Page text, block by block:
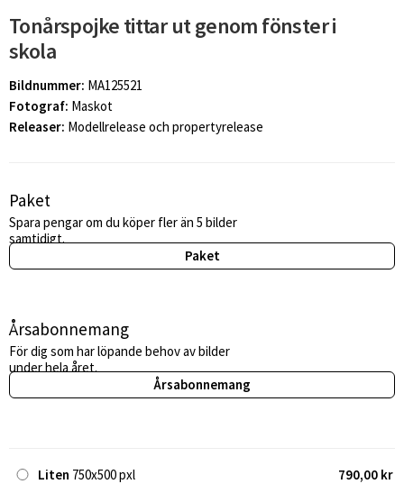
Tonårspojke tittar ut genom fönster i
skola
Bildnummer: MA125521
Fotograf: Maskot
Releaser: Modellrelease och propertyrelease
Paket
Spara pengar om du köper fler än 5 bilder
samtidigt.
Paket
Årsabonnemang
För dig som har löpande behov av bilder
under hela året.
Årsabonnemang
Liten 750x500 pxl 790,00 kr